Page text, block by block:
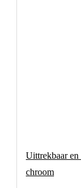
Uittrekbaar en
chroom